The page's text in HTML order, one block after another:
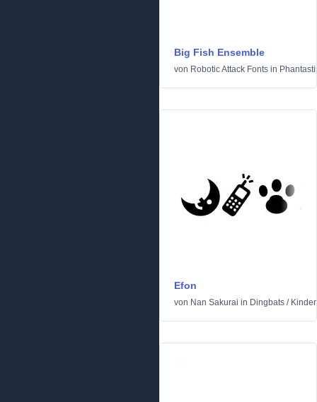
Big Fish Ensemble
von Robotic Attack Fonts in
Efon
von Nan Sakurai in Dingbats / Kinder